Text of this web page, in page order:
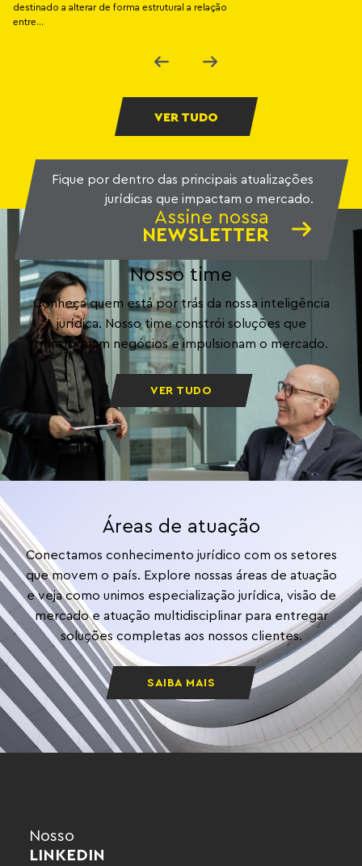
destinado a alterar de forma estrutural a relação
entre...
VER TUDO
Fique por dentro das principais atualizações
jurídicas que impactam o mercado.
Assine nossa
NEWSLETTER
Nosso time
Conheça quem está por trás da nossa inteligência
jurídica. Nosso time constrói soluções que
transformam negócios e impulsionam o mercado.
VER TUDO
Áreas de atuação
Conectamos conhecimento jurídico com os setores
que movem o país. Explore nossas áreas de atuação
e veja como unimos especialização jurídica, visão de
mercado e atuação multidisciplinar para entregar
soluções completas aos nossos clientes.
SAIBA MAIS
Nosso
LINKEDIN